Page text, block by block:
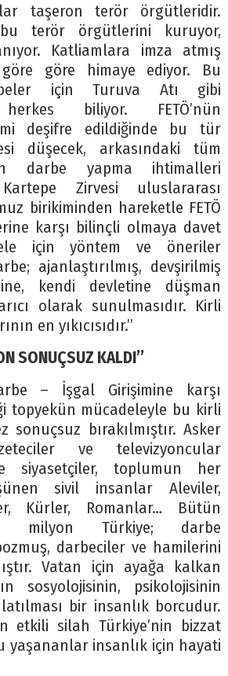
taşeron terör örgütleridir.
terör örgütlerini kuruyor,
Katliamlara imza atmış
göre himaye ediyor. Bu
için Turuva Atı gibi
herkes biliyor. FETÖ’nün
deşifre edildiğinde bu tür
düşecek, arkasındaki tüm
darbe yapma ihtimalleri
Zirvesi uluslararası
birikiminden hareketle FETÖ
karşı bilinçli olmaya davet
için yöntem ve öneriler
ajanlaştırılmış, devşirilmiş
kendi devletine düşman
olarak sunulmasıdır. Kirli
en yıkıcısıdır.’’
SONUÇSUZ KALDI’’
– İşgal Girişimine karşı
topyekün mücadeleyle bu kirli
sonuçsuz bırakılmıştır. Asker
ve televizyoncular
siyasetçiler, toplumun her
sivil insanlar Aleviler,
Kürler, Romanlar… Bütün
milyon Türkiye; darbe
darbeciler ve hamilerini
Vatan için ayağa kalkan
sosyolojisinin, psikolojisinin
bir insanlık borcudur.
etkili silah Türkiye’nin bizzat
yaşananlar insanlık için hayati